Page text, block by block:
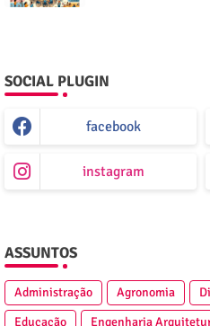
SOCIAL PLUGIN
facebook
instagram
ASSUNTOS
Administração Agronomia
Educação
Engenharia